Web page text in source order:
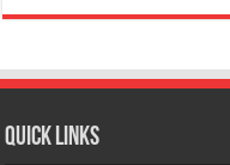
Quick Links